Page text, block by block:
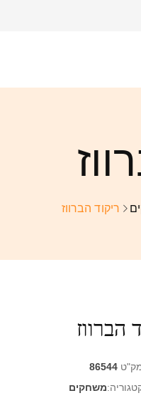
ריקוד הברווז
הברווז
86544
משחקים